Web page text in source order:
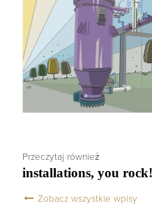
Przeczytaj również
installations, you rock!
Zobacz wszystkie wpisy